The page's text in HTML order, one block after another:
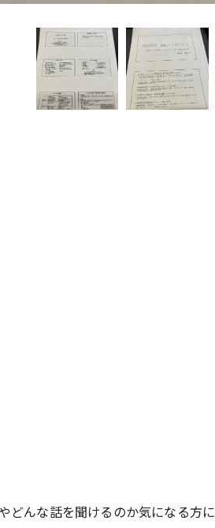
どんな話を聞けるのか気になる方に